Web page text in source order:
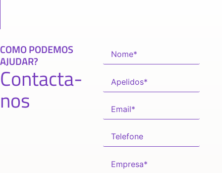
COMO PODEMOS
AJUDAR?
Contacta-
nos